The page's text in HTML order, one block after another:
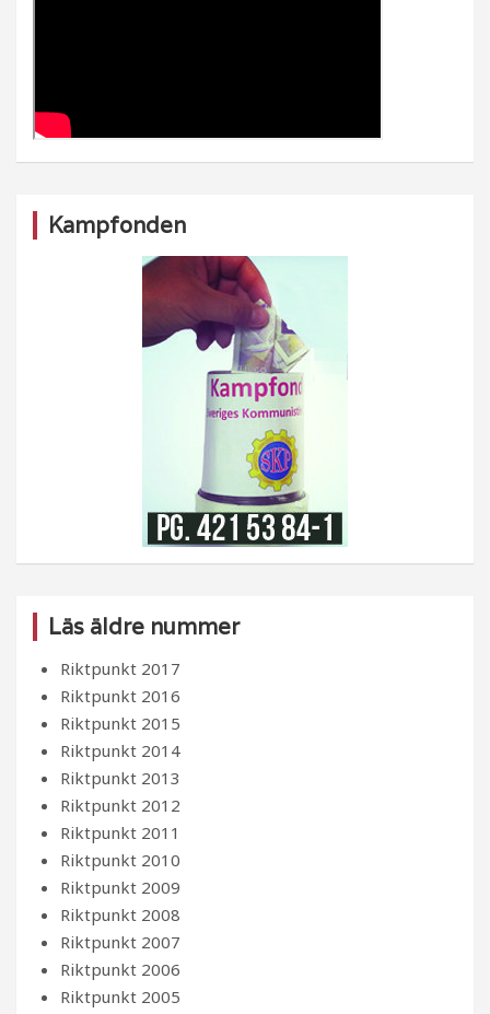
Kampfonden
Läs äldre nummer
Riktpunkt 2017
Riktpunkt 2016
Riktpunkt 2015
Riktpunkt 2014
Riktpunkt 2013
Riktpunkt 2012
Riktpunkt 2011
Riktpunkt 2010
Riktpunkt 2009
Riktpunkt 2008
Riktpunkt 2007
Riktpunkt 2006
Riktpunkt 2005